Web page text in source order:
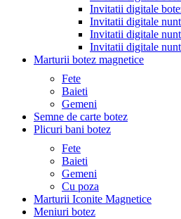
Invitatii digitale
Invitatii digitale
Invitatii digitale
Invitatii digitale
Marturii botez magnetice
Fete
Baieti
Gemeni
Semne de carte botez
Plicuri bani botez
Fete
Baieti
Gemeni
Cu poza
Marturii Iconite Magnetice
Meniuri botez